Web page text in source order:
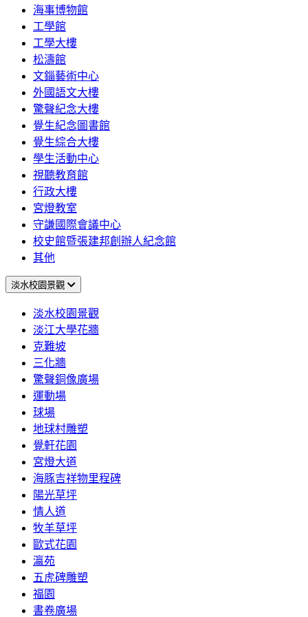
海事博物館
工學館
工學大樓
松濤館
文錙藝術中心
外國語文大樓
驚聲紀念大樓
覺生紀念圖書館
覺生綜合大樓
學生活動中心
視聽教育館
行政大樓
宮燈教室
守謙國際會議中心
校史館暨張建邦創辦人紀念館
其他
淡水校園景觀
淡水校園景觀
淡江大學花牆
克難坡
三化牆
驚聲銅像廣場
運動場
球場
地球村雕塑
覺軒花園
宮燈大道
海豚吉祥物里程碑
陽光草坪
情人道
牧羊草坪
歐式花園
瀛苑
五虎碑雕塑
福園
書卷廣場